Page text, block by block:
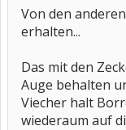
Von den
erhalten...
Das mit den
Auge behalten
Viecher halt
wiederaum auf